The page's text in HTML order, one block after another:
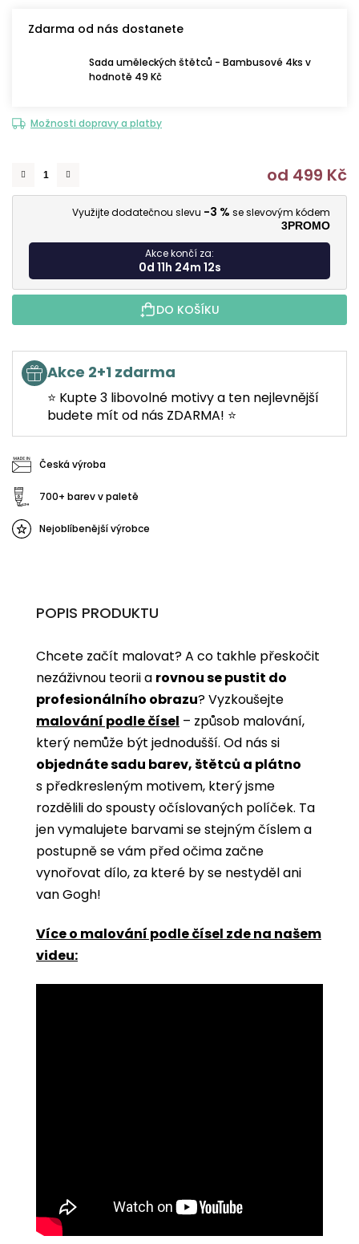
Zdarma od nás dostanete
Sada uměleckých štětců - Bambusové 4ks v
hodnotě 49 Kč
Možnosti dopravy a platby
od 499 Kč
Využijte dodatečnou slevu -3 % se slevovým kódem
3PROMO
Akce končí za:
0d 11h 24m 11s
DO KOŠÍKU
Akce 2+1 zdarma
⭐ Kupte 3 libovolné motivy a ten nejlevnější
budete mít od nás ZDARMA! ⭐
Česká výroba
700+ barev v paletě
Nejoblíbenější výrobce
POPIS PRODUKTU
Chcete začít malovat? A co takhle přeskočit
nezáživnou teorii a rovnou se pustit do
profesionálního obrazu? Vyzkoušejte
malování podle čísel ­­– způsob malování,
který nemůže být jednodušší. Od nás si
objednáte sadu barev, štětců a plátno
s předkresleným motivem, který jsme
rozdělili do spousty očíslovaných políček. Ta
jen vymalujete barvami se stejným číslem a
postupně se vám před očima začne
vynořovat dílo, za které by se nestyděl ani
van Gogh!
Více o malování podle čísel zde na našem
videu: